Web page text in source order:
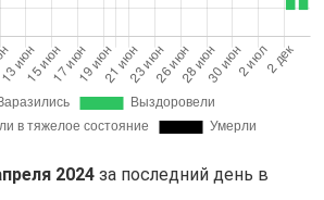
2024 за последний день в